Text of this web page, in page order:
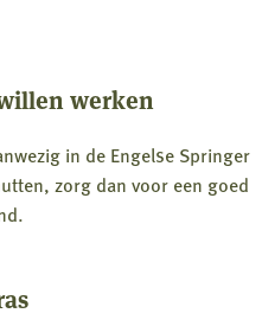
werken
in de Engelse Springer
zorg dan voor een goed